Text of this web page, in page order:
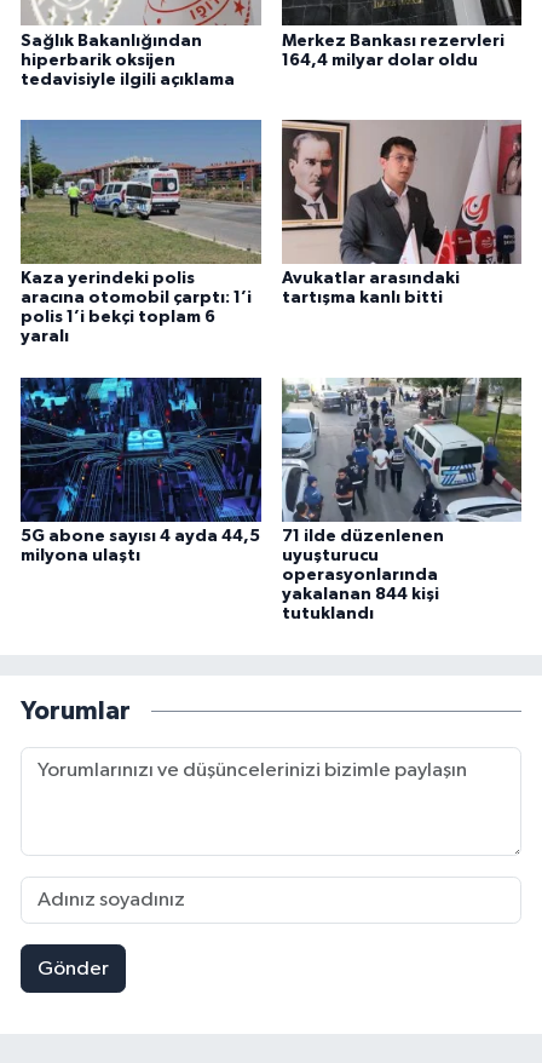
Sağlık Bakanlığından
hiperbarik oksijen
tedavisiyle ilgili açıklama
Merkez Bankası rezervleri
164,4 milyar dolar oldu
Kaza yerindeki polis
aracına otomobil çarptı: 1’i
polis 1’i bekçi toplam 6
yaralı
Avukatlar arasındaki
tartışma kanlı bitti
5G abone sayısı 4 ayda 44,5
milyona ulaştı
71 ilde düzenlenen
uyuşturucu
operasyonlarında
yakalanan 844 kişi
tutuklandı
Yorumlar
Gönder